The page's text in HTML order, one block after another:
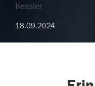
Kessler
18.09.2024